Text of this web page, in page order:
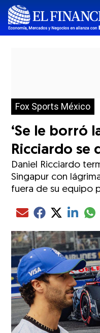
Fox Sports México
⁠‘Se le borró
Ricciardo se
Daniel Ricciardo
Singapur con
fuera de su equipo
Compartir el artículo
Compartir el
Compartir el